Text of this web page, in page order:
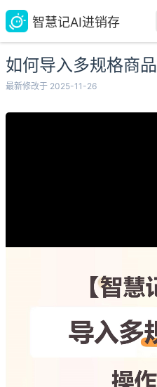
智慧记AI进销存
如何导入多规格商品
最新修改于 2025-11-26